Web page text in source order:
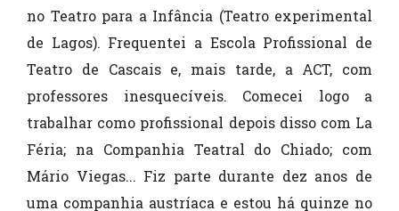
no Teatro para a Infância (Teatro experimental
de Lagos). Frequentei a Escola Profissional de
Teatro de Cascais e, mais tarde, a ACT, com
professores inesquecíveis. Comecei logo a
trabalhar como profissional depois disso com La
Féria; na Companhia Teatral do Chiado; com
Mário Viegas... Fiz parte durante dez anos de
uma companhia austríaca e estou há quinze no